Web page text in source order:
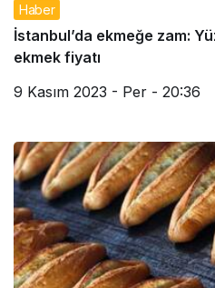
Haber
İstanbul’da ekmeğe zam:
ekmek fiyatı
9 Kasım 2023 - Per - 20:36